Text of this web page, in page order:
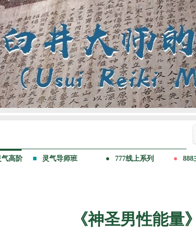
《神圣男性能